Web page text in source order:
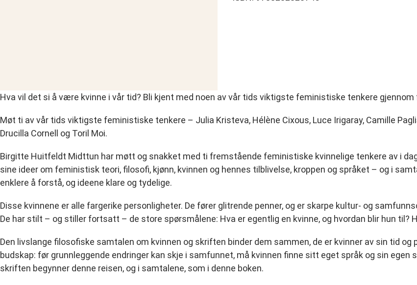
Hva vil det si å være kvinne i vår tid? Bli kjent med noen av vår tids viktigste feministiske tenkere
Møt ti av vår tids viktigste feministiske tenkere – Julia Kristeva, Hélène Cixous, Luce Irigaray, Camille
Drucilla Cornell og Toril Moi.
Birgitte Huitfeldt Midttun har møtt og snakket med ti fremstående feministiske kvinnelige tenkere av i
sine ideer om feministisk teori, filosofi, kjønn, kvinnen og hennes tilblivelse, kroppen og språket – og i
enklere å forstå, og ideene klare og tydelige.
Disse kvinnene er alle fargerike personligheter. De fører glitrende penner, og er skarpe kultur- og
De har stilt – og stiller fortsatt – de store spørsmålene: Hva er egentlig en kvinne, og hvordan blir hun til?
Den livslange filosofiske samtalen om kvinnen og skriften binder dem sammen, de er kvinner av sin tid
budskap: før grunnleggende endringer kan skje i samfunnet, må kvinnen finne sitt eget språk og sin egen
skriften begynner denne reisen, og i samtalene, som i denne boken.